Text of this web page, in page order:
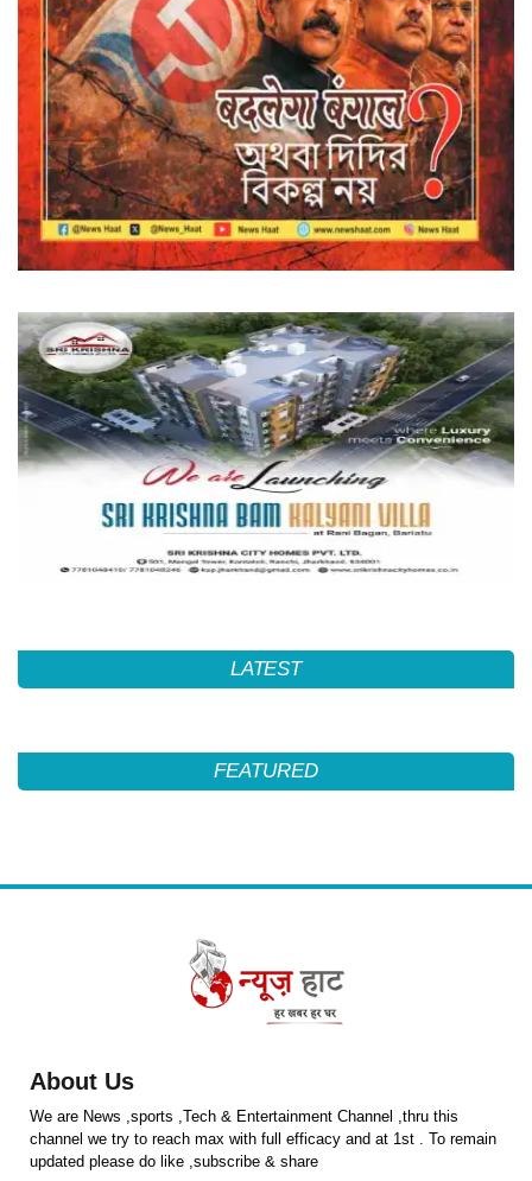
LATEST
FEATURED
About Us
We are News ,sports ,Tech & Entertainment Channel ,thru this
channel we try to reach max with full efficacy and at 1st . To remain
updated please do like ,subscribe & share